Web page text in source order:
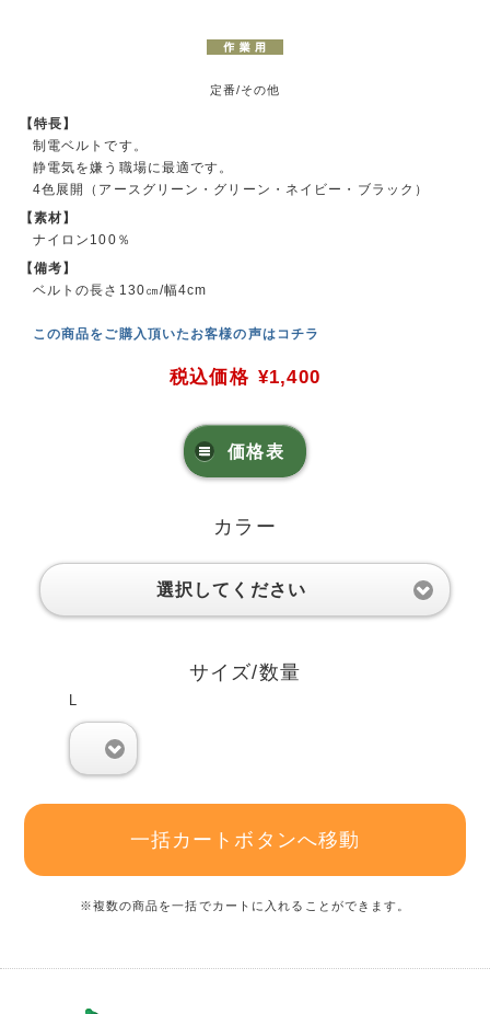
定番/その他
【特長】
制電ベルトです。
静電気を嫌う職場に最適です。
4色展開（アースグリーン・グリーン・ネイビー・ブラック）
【素材】
ナイロン100％
【備考】
ベルトの長さ130㎝/幅4cm
この商品をご購入頂いたお客様の声はコチラ
税込価格 ¥1,400
価格表
カラー
選択してください
サイズ/数量
L
一括カートボタンへ移動
※複数の商品を一括でカートに入れることができます。